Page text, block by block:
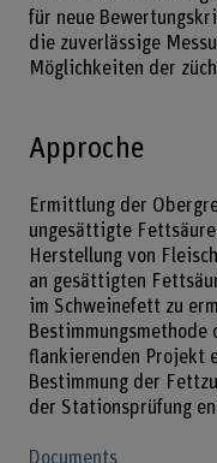
für neue
die zuverlässige
Möglichkeiten der
Approche
Ermittlung der
ungesättigte
Herstellung von
an gesättigten
im Schweinefett zu
flankierenden Projekt
Bestimmung der
der Stationsprüfung
Documents